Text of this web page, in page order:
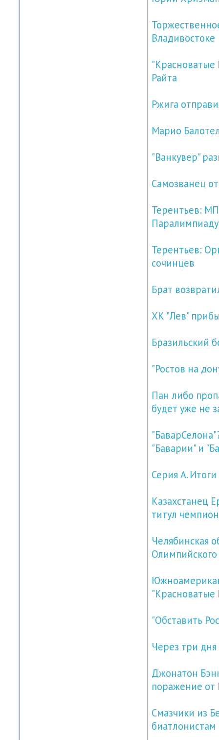
Владивостоке
"Красноватые
Райта
Ржига
Марио
"Ванкувер"
Самозванец
Терентьев:
Паралимпиаду
Терентьев:
сочинцев
Брат
ХК "Лев"
Бразильский
"Ростов на
Пан либо
будет уже не
"Баварии" и
Серия А.
Казахстанец
титул
Челябинская
Олимпийского
"Красноватые
"Обставить
Через три
Джонатон
поражение от
Смазчики из